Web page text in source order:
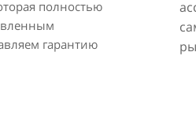
полностью
гарантию